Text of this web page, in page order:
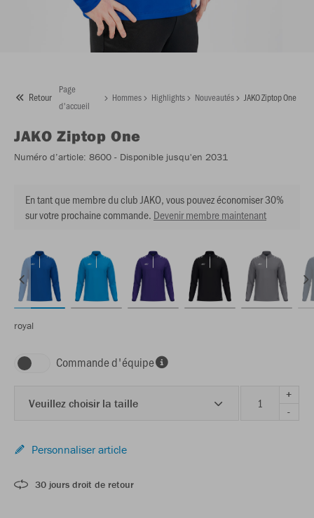
Retour
Page
d'accueil
Hommes Highlights Nouveautés JAKO Ziptop One
JAKO Ziptop One
Numéro d’article: 8600 - Disponible jusqu'en 2031
En tant que membre du club JAKO, vous pouvez économiser 30%
sur votre prochaine commande. Devenir membre maintenant
royal
Commande d'équipe
Veuillez choisir la taille
+
-
Personnaliser article
30 jours droit de retour